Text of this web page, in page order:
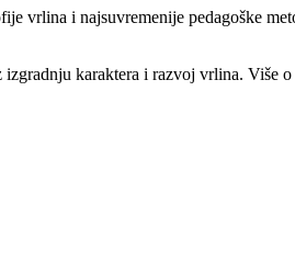
vrlina i najsuvremenije pedagoške
karaktera i razvoj vrlina. Više o